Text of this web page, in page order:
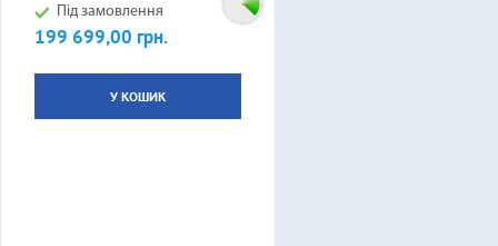
Під замовлення
Ціна
199 699,00 грн.
У КОШИК